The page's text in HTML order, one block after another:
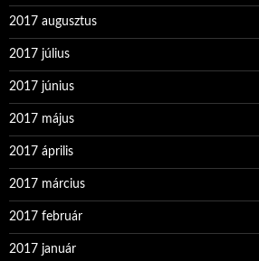
2017 augusztus
2017 július
2017 június
2017 május
2017 április
2017 március
2017 február
2017 január